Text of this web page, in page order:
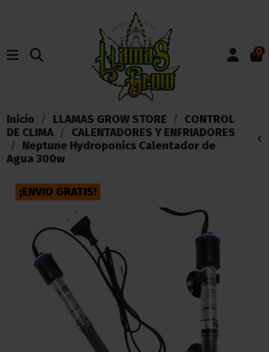
0
Inicio LLAMAS GROW STORE
CONTROL
DE CLIMA
CALENTADORES Y ENFRIADORES
Neptune Hydroponics Calentador de
Agua 300w
¡ENVIO GRATIS!